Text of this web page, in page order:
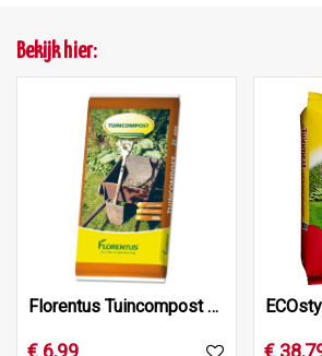
Bekijk hier:
Florentus Tuincompost 40L
€ 6,99 € 38,